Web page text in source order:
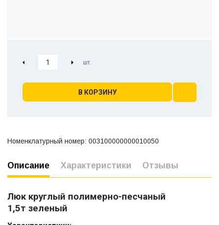
В КОРЗИНУ
Номенклатурный номер: 003100000000010050
Описание Характеристики Отзывы
Люк круглый полимерно-песчаный
1,5т зеленый